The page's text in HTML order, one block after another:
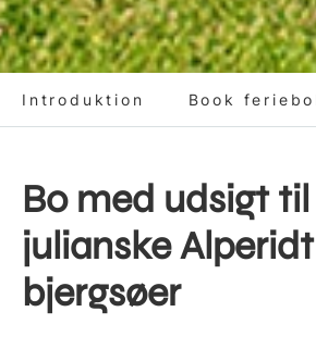
Introduktion Book
Bo med udsigt
julianske
bjergsøer